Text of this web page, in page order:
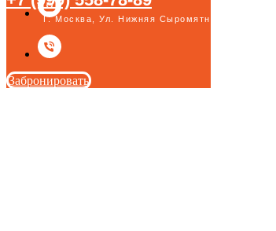
Г. Москва, Ул. Нижняя Сыромятническая, 1/
Забронировать